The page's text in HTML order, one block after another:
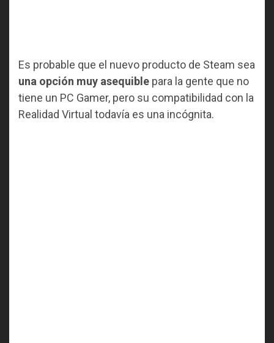
Es probable que el nuevo producto de Steam sea
una opción muy asequible para la gente que no
tiene un PC Gamer, pero su compatibilidad con la
Realidad Virtual todavía es una incógnita.